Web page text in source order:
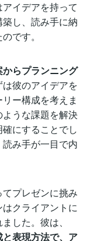
アイデアを持って
し、読み手に納
です。
らプランニング
彼のアイデアを
ー構成を考えま
うな課題を解決
にすることでし
み手が一目で内
プレゼンに挑み
クライアントに
した。彼は、
と表現方法で、ア